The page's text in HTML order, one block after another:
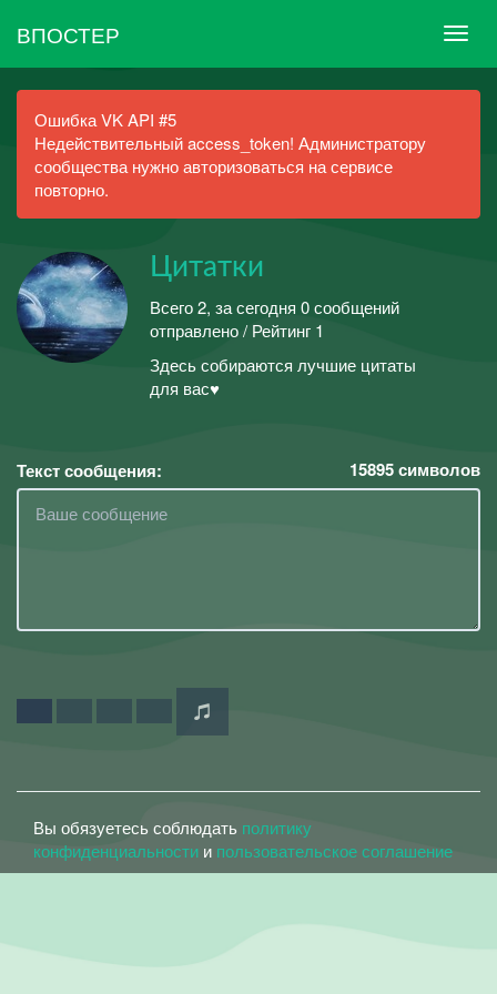
ВПОСТЕР
Ошибка VK API #5
Недействительный access_token! Администратору
сообщества нужно авторизоваться на сервисе
повторно.
Цитатки
Всего 2, за сегодня 0 сообщений
отправлено / Рейтинг 1
Здесь собираются лучшие цитаты
для вас♥
Текст сообщения: 15895символов
Вы обязуетесь соблюдать политику
конфиденциальности и пользовательское соглашение